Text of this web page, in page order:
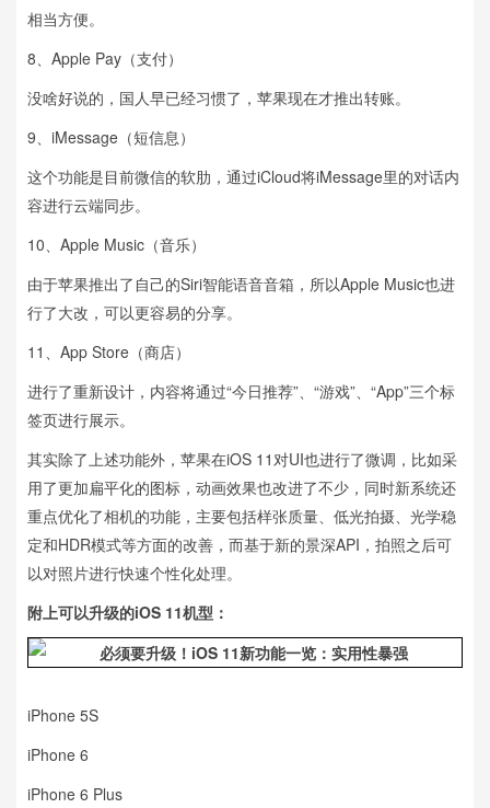
相当方便。
8、Apple Pay（支付）
没啥好说的，国人早已经习惯了，苹果现在才推出转账。
9、iMessage（短信息）
这个功能是目前微信的软肋，通过iCloud将iMessage里的对话内
容进行云端同步。
10、Apple Music（音乐）
由于苹果推出了自己的Siri智能语音音箱，所以Apple Music也进
行了大改，可以更容易的分享。
11、App Store（商店）
进行了重新设计，内容将通过“今日推荐”、“游戏”、“App”三个标
签页进行展示。
其实除了上述功能外，苹果在iOS 11对UI也进行了微调，比如采
用了更加扁平化的图标，动画效果也改进了不少，同时新系统还
重点优化了相机的功能，主要包括样张质量、低光拍摄、光学稳
定和HDR模式等方面的改善，而基于新的景深API，拍照之后可
以对照片进行快速个性化处理。
附上可以升级的iOS 11机型：
iPhone 5S
iPhone 6
iPhone 6 Plus